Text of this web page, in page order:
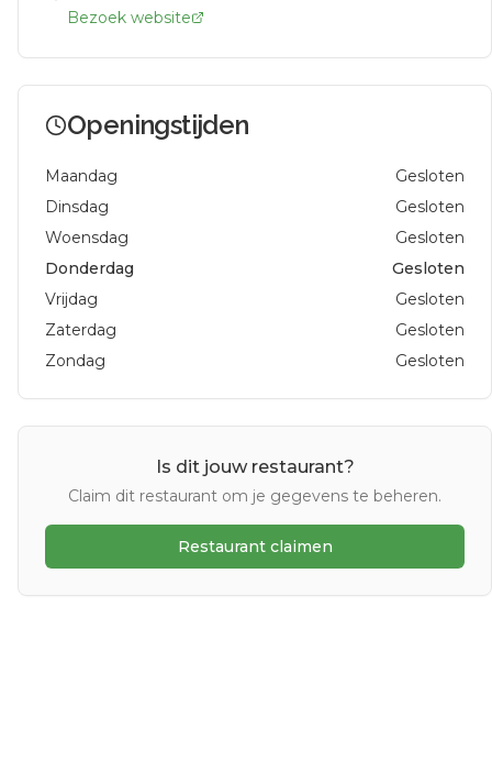
Bezoek website
Openingstijden
Maandag
Gesloten
Dinsdag
Gesloten
Woensdag
Gesloten
Donderdag
Gesloten
Vrijdag
Gesloten
Zaterdag
Gesloten
Zondag
Gesloten
Is dit jouw restaurant?
Claim dit restaurant om je gegevens te beheren.
Restaurant claimen